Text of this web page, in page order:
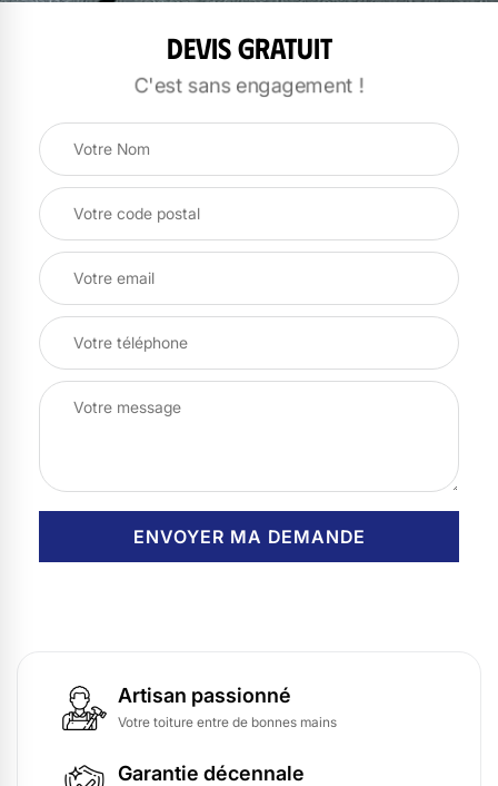
Devis gratuit
C'est sans engagement !
Artisan passionné
Votre toiture entre de bonnes mains
Garantie décennale